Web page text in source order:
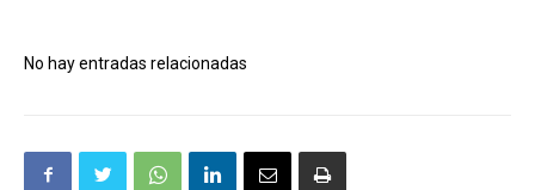
No hay entradas relacionadas